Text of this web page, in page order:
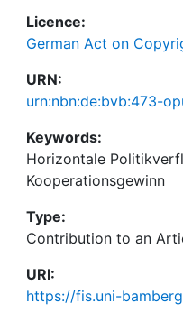
Licence:
German Act on
URN:
urn:nbn:de:bvb:473-
Keywords:
Horizontale
Kooperationsgewinn
Type:
Contribution to an
URI:
https://fis.uni-